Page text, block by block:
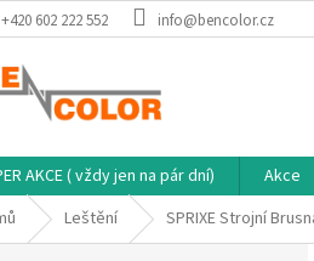
+420 602 222 552 info@bencolor.cz
AKCE ( vždy jen na pár dní) Akce
Leštění SPRIXE Strojní